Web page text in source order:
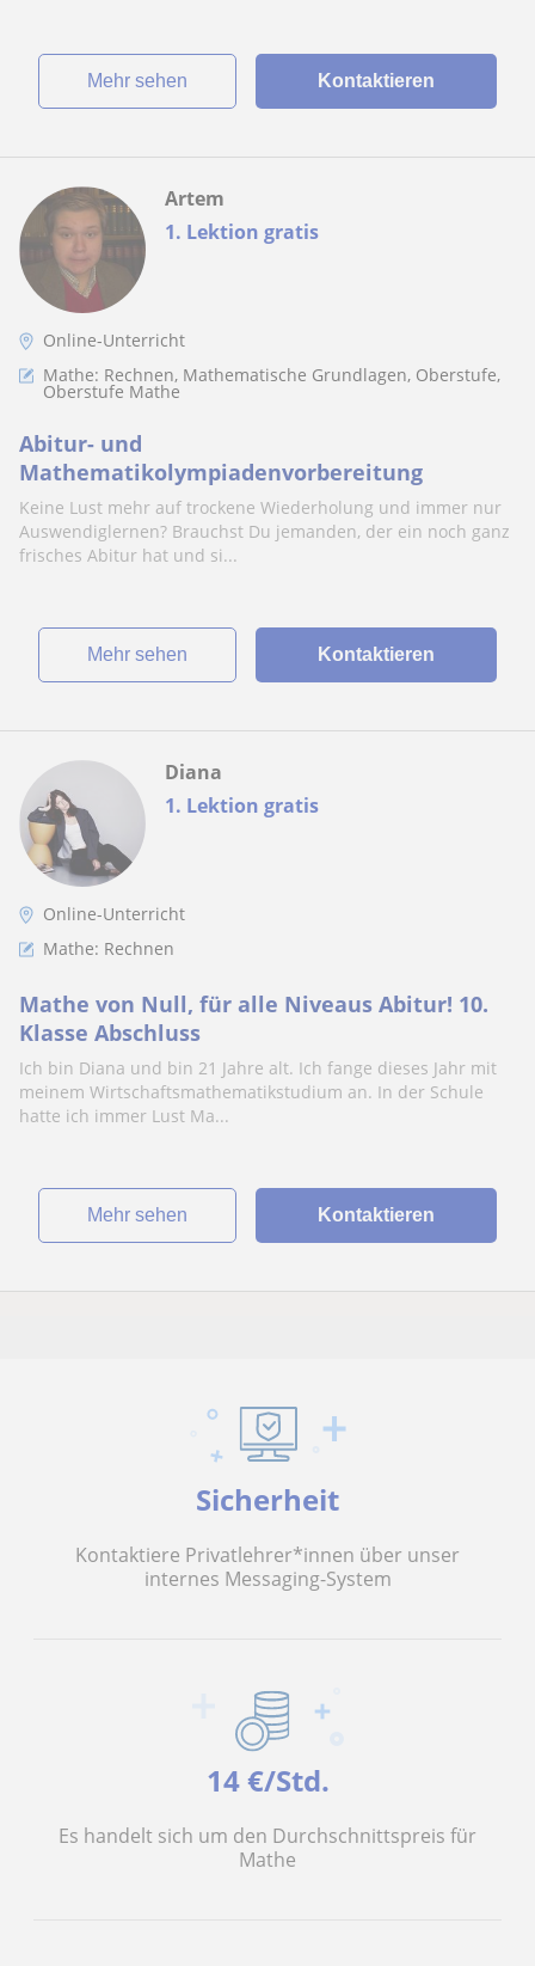
Mehr sehen Kontaktieren
1. Lektion gratis
Artem
Online-Unterricht
Mathe: Rechnen, Mathematische Grundlagen, Oberstufe,
Oberstufe Mathe
Abitur- und
Mathematikolympiadenvorbereitung
Keine Lust mehr auf trockene Wiederholung und immer nur
Auswendiglernen? Brauchst Du jemanden, der ein noch ganz
frisches Abitur hat und si...
Mehr sehen Kontaktieren
1. Lektion gratis
Diana
Online-Unterricht
Mathe: Rechnen
Mathe von Null, für alle Niveaus Abitur! 10.
Klasse Abschluss
Ich bin Diana und bin 21 Jahre alt. Ich fange dieses Jahr mit
meinem Wirtschaftsmathematikstudium an. In der Schule
hatte ich immer Lust Ma...
Mehr sehen Kontaktieren
Sicherheit
Kontaktiere Privatlehrer*innen über unser
internes Messaging-System
14 €/Std.
Es handelt sich um den Durchschnittspreis für
Mathe